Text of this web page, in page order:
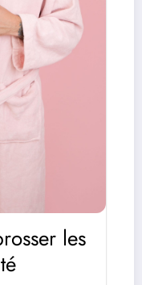
les